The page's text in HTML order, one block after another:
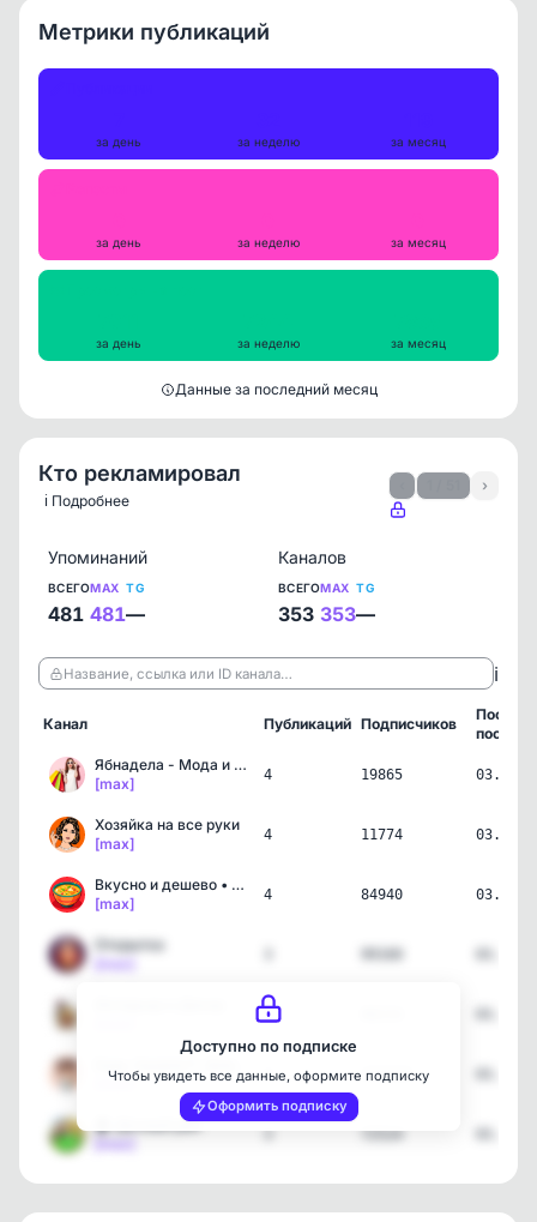
Метрики публикаций
за день за неделю за месяц
за день за неделю за месяц
за день за неделю за месяц
Данные за последний месяц
Кто рекламировал
ℹ️ Подробнее
›
Упоминаний
ВСЕГО
481
MAX
481
TG
—
Каналов
ВСЕГО
353
MAX
353
TG
—
Название, ссылка или ID канала… ℹ️
Канал Публикаций Подписчиков
пост
Ябнадела - Мода и Стиль
[max]
4 19865
Хозяйка на все руки
[max]
4 11774
Вкусно и дешево • Рецепты
[max]
4 84940
Открытка
3
[max]
4 272419
🏠 Дачный рай
3 72524
Доступно по подписке
Чтобы увидеть все данные, оформите подписку
Оформить подписку